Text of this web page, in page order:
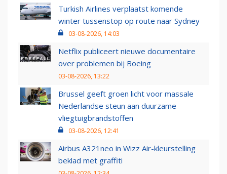
Turkish Airlines verplaatst komende
winter tussenstop op route naar Sydney
03-08-2026, 14:03
Netflix publiceert nieuwe documentaire
over problemen bij Boeing
03-08-2026, 13:22
Brussel geeft groen licht voor massale
Nederlandse steun aan duurzame
vliegtuigbrandstoffen
03-08-2026, 12:41
Airbus A321neo in Wizz Air-kleurstelling
beklad met graffiti